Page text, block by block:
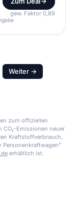
gew. Faktor 0,89
Weiter →
zum offiziellen
Emissionen neuer
Kraftstoffverbrauch,
Personenkraftwagen"
erhältlich ist.